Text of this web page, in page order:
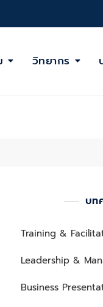
วิทยากร
บท
Training &
Leadership &
Business